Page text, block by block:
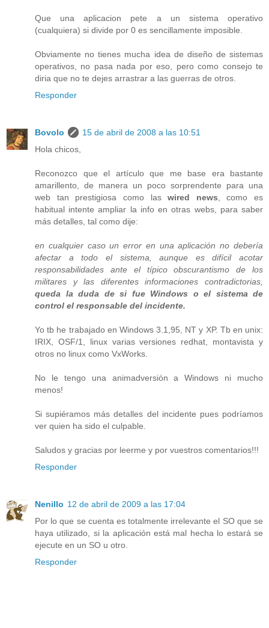
Que una aplicacion pete a un sistema operativo
(cualquiera) si divide por 0 es sencillamente imposible.
Obviamente no tienes mucha idea de diseño de sistemas
operativos, no pasa nada por eso, pero como consejo te
diria que no te dejes arrastrar a las guerras de otros.
Responder
Bovolo
15 de abril de 2008 a las 10:51
Hola chicos,
Reconozco que el artículo que me base era bastante
amarillento, de manera un poco sorprendente para una
web tan prestigiosa como laswired news , como es
habitual intente ampliar la info en otras webs, para saber
más detalles, tal como dije:
en cualquier caso un error en una aplicación no debería
afectar a todo el sistema, aunque es difícil acotar
responsabilidades ante el típico obscurantismo de los
militares y las diferentes informaciones contradictorias,
queda la duda de si fue Windows o el sistema de
control el responsable del incidente.
Yo tb he trabajado en Windows 3.1,95, NT y XP. Tb en unix:
IRIX, OSF/1, linux varias versiones redhat, montavista y
otros no linux como VxWorks.
No le tengo una animadversión a Windows ni mucho
menos!
Si supiéramos más detalles del incidente pues podríamos
ver quien ha sido el culpable.
Saludos y gracias por leerme y por vuestros comentarios!!!
Responder
Nenillo 12 de abril de 2009 a las 17:04
Por lo que se cuenta es totalmente irrelevante el SO que se
haya utilizado, si la aplicación está mal hecha lo estará se
ejecute en un SO u otro.
Responder